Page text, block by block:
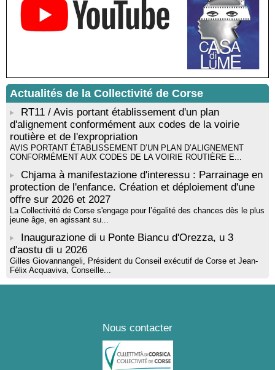
Rencontre / dédicace avec Lucrèce Luciani autour de son
livre « La ballade du pendu du Niolu» - Mediateca territuriale di
Mise en musique d’un livre jeunesse par Annik Meschinet,
musicienne pédagogue : Ateliers d’expression sonore, vocale,
rythmique et corporelle - Mediateca territuriale di Santa Lucia di
Tallà
! Événement reporté ! Cycle de conférences peinture animé
par Alexandre Dominati - Mediateca territuriale di Santa Lucia di
Tallà
Actualités de la Collectivité de Corse
RT11 / Avis portant établissement d'un plan
d'alignement conformément aux codes de la voirie
routière et de l'expropriation
AVIS PORTANT ÉTABLISSEMENT D’UN PLAN D’ALIGNEMENT
CONFORMÉMENT AUX CODES DE LA VOIRIE ROUTIÈRE E...
Chjama à manifestazione d'interessu : Parrainage en
protection de l'enfance. Création et déploiement d'une
offre sur 2026 et 2027
La Collectivité de Corse s'engage pour l’égalité des chances dès le plus
jeune âge, en agissant su...
Inaugurazione di u Ponte Biancu d'Orezza, u 3
d'aostu di u 2026
Gilles Giovannangeli, Président du Conseil exécutif de Corse et Jean-
Félix Acquaviva, Conseille...
Nous contacter